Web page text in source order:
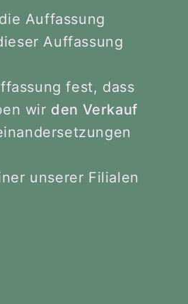
Auffassung
Auffassung
fest, dass
wir den Verkauf
unserer Filialen